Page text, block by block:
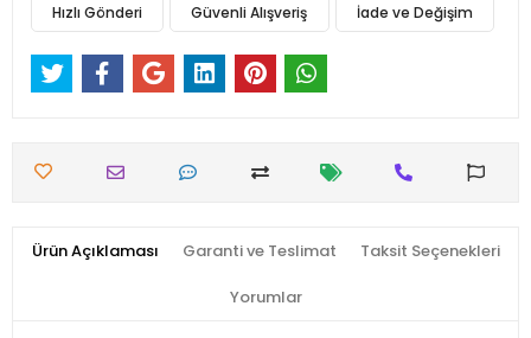
Hızlı Gönderi Güvenli Alışveriş İade ve Değişim
Ürün Açıklaması Garanti ve Teslimat Taksit Seçenekleri
Yorumlar